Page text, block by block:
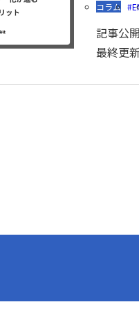
コラム
記事公
最終更